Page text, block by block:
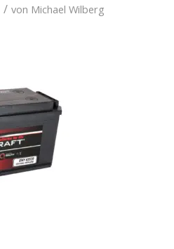
/ von Michael Wilberg